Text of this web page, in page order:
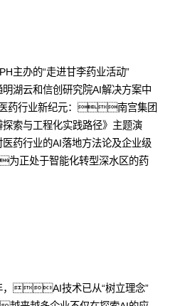
办的“走进甘李药业活动”
湖云和信创研究院AI解决方案中
医药行业新纪元：南宫集团
索与工程化实践路径》主题演
行业的AI落地方法论及企业级
正处于智能化转型深水区的药
AI技术已从“树立理念”